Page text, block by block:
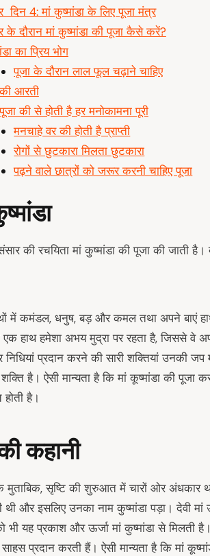
दिन 4: मां कुष्मांडा के लिए पूजा मंत्र
के दौरान मां कुष्मांडा की पूजा कैसे करें?
का प्रिय भोग
पूजा के दौरान लाल फूल चढ़ाने चाहिए
आरती
की से होती है हर मनोकामना पूरी
मनचाहे वर की होती है प्राप्ती
रोगों से छुटकारा मिलता छुटकारा
पढ़ने वाले छात्रों को जरूर करनी चाहिए पूजा
की रचयिता मां कुष्मांडा की पूजा की जाती
में कमंडल, धनुष, बड़ और कमल तथा अपने बाएं
हाथ हमेशा अभय मुद्रा पर रहता है, जिससे वे
निधियां प्रदान करने की सारी शक्तियां उनकी
है। ऐसी मान्यता है कि मां कूष्मांडा की पूजा
होती है।
कहानी
मुताबिक, सृष्टि की शुरुआत में चारों ओर अंधकार
थी और इसलिए उनका नाम कुष्मांडा पड़ा। देवी
भी यह प्रकाश और ऊर्जा मां कुष्मांडा से मिलती
प्रदान करती हैं। ऐसी मान्यता है कि मां